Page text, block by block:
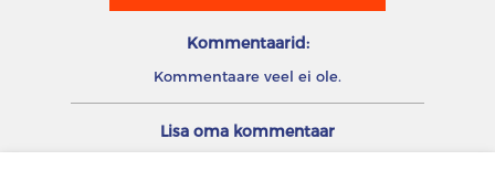
Kommentaarid:
Kommentaare veel ei ole.
Lisa oma kommentaar